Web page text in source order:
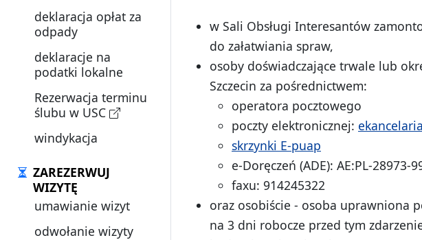
deklaracja opłat za
odpady
deklaracje na
podatki lokalne
Rezerwacja terminu
ślubu w USC
windykacja
ZAREZERWUJ
WIZYTĘ
umawianie wizyt
odwołanie wizyty
w Sali Obsługi Interesantów
do załatwiania spraw,
osoby doświadczające trwale lub
Szczecin za pośrednictwem:
operatora pocztowego
poczty elektronicznej:
skrzynki E-puap
e-Doręczeń (ADE): AE:PL-28973-
faxu: 914245322
oraz osobiście - osoba uprawniona
na 3 dni robocze przed tym